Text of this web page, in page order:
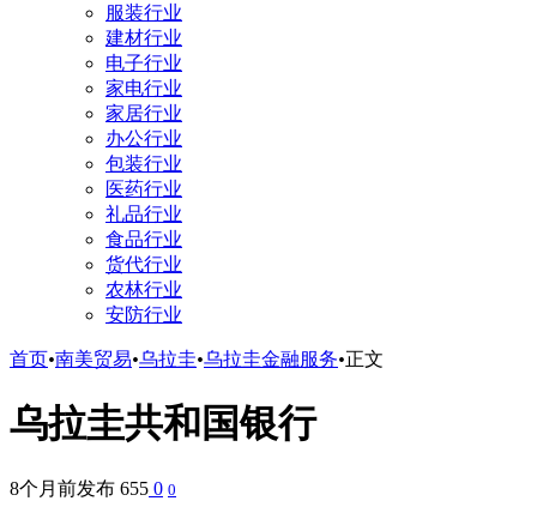
服装行业
建材行业
电子行业
家电行业
家居行业
办公行业
包装行业
医药行业
礼品行业
食品行业
货代行业
农林行业
安防行业
首页•南美贸易•乌拉圭•乌拉圭金融服务•正文
乌拉圭共和国银行
8个月前发布 655 0 0